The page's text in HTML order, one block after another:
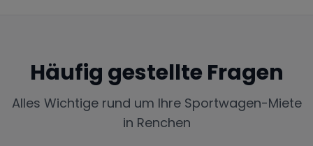
Häufig gestellte Fragen
Alles Wichtige rund um Ihre Sportwagen-Miete
in Renchen